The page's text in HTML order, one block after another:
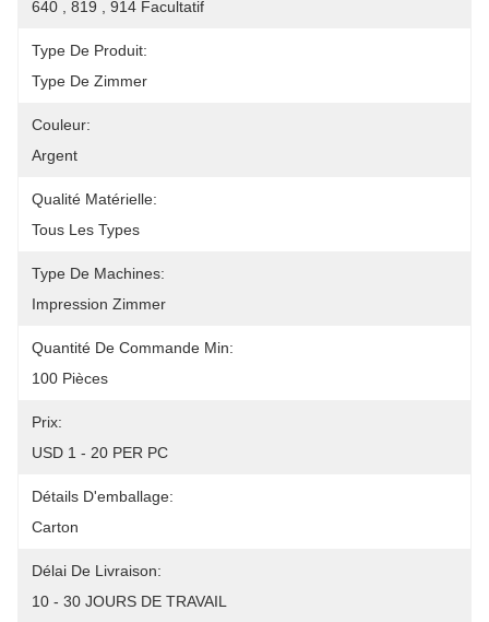
640 , 819 , 914 Facultatif
Type De Produit:
Type De Zimmer
Couleur:
Argent
Qualité Matérielle:
Tous Les Types
Type De Machines:
Impression Zimmer
Quantité De Commande Min:
100 Pièces
Prix:
USD 1 - 20 PER PC
Détails D'emballage:
Carton
Délai De Livraison:
10 - 30 JOURS DE TRAVAIL